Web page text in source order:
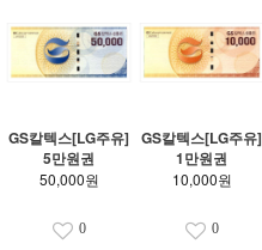
GS칼텍스[LG주유]
5만원권
50,000원
0
GS칼텍스[LG주유]
1만원권
10,000원
0